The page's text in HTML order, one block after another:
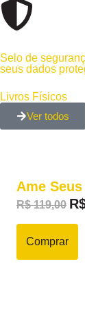
Selo de
seus dados
Livros Físicos
Ver todos
Ame
R$119,00
Comprar